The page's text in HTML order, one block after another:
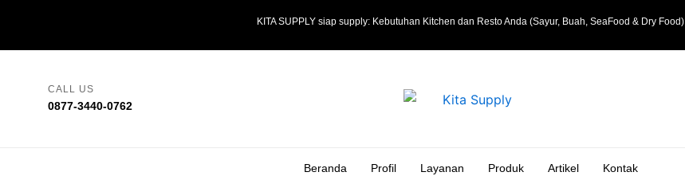
content
KITA SUPPLY siap supply: Kebutuhan Kitchen dan Resto Anda (Sayur, Buah, SeaFood & Dry Food)
CALL US
0877-3440-0762
Beranda Profil Layanan Produk Artikel Kontak